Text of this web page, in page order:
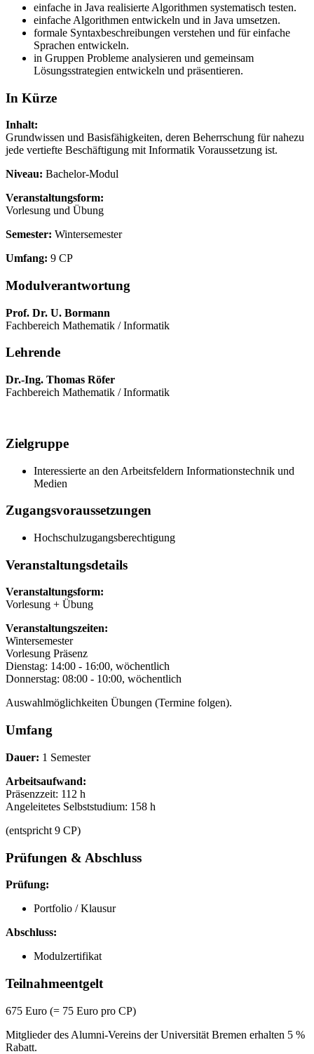
einfache in Java realisierte Algorithmen systematisch testen.
einfache Algorithmen entwickeln und in Java umsetzen.
formale Syntaxbeschreibungen verstehen und für einfache
Sprachen entwickeln.
in Gruppen Probleme analysieren und gemeinsam
Lösungsstrategien entwickeln und präsentieren.
In Kürze
Inhalt:
Grundwissen und Basisfähigkeiten, deren Beherrschung für nahezu
jede vertiefte Beschäftigung mit Informatik Voraussetzung ist.
Niveau: Bachelor-Modul
Veranstaltungsform:
Vorlesung und Übung
Semester: Wintersemester
Umfang: 9 CP
Modulverantwortung
Prof. Dr. U. Bormann
Fachbereich Mathematik / Informatik
Lehrende
Dr.-Ing. Thomas Röfer
Fachbereich Mathematik / Informatik
Zielgruppe
Interessierte an den Arbeitsfeldern Informationstechnik und
Medien
Zugangsvoraussetzungen
Hochschulzugangsberechtigung
Veranstaltungsdetails
Veranstaltungsform:
Vorlesung + Übung
Veranstaltungszeiten:
Wintersemester
Vorlesung Präsenz
Dienstag: 14:00 - 16:00, wöchentlich
Donnerstag: 08:00 - 10:00, wöchentlich
Auswahlmöglichkeiten Übungen (Termine folgen).
Umfang
Dauer: 1 Semester
Arbeitsaufwand:
Präsenzzeit: 112 h
Angeleitetes Selbststudium: 158 h
(entspricht 9 CP)
Prüfungen & Abschluss
Prüfung:
Portfolio / Klausur
Abschluss:
Modulzertifikat
Teilnahmeentgelt
675 Euro (= 75 Euro pro CP)
Mitglieder des Alumni-Vereins der Universität Bremen erhalten 5 %
Rabatt.